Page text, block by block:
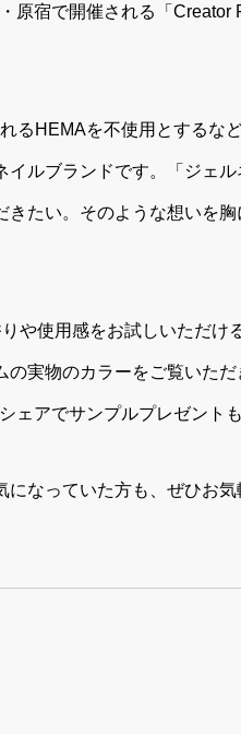
原宿で開催される「Creator
るHEMAを不使用とするな
ルブランドです。「ジェ
たい。そのような想いを胸
や使用感をお試しいただけ
実物のカラーをご覧いた
ェアでサンプルプレゼント
なっていた方も、ぜひお